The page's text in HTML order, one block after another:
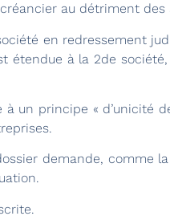
au détriment des
en redressement
à la 2de
un principe « d’unicité
demande, comme